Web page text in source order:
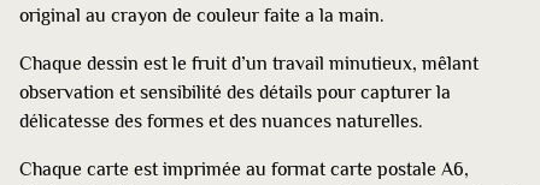
original au crayon de couleur faite a la main.
Chaque dessin est le fruit d’un travail minutieux, mêlant
observation et sensibilité des détails pour capturer la
délicatesse des formes et des nuances naturelles.
Chaque carte est imprimée au format carte postale A6,